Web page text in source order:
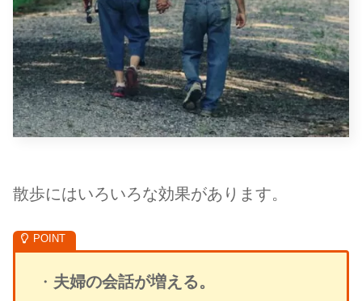
散歩にはいろいろな効果があります。
・ 夫婦の会話が増える。